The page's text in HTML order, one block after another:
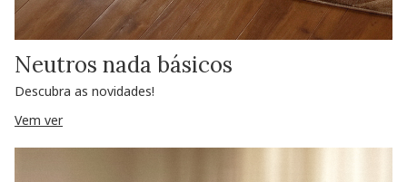
Neutros nada básicos
Descubra as novidades!
Vem ver